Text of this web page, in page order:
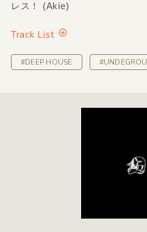
レス！ (Akie)
Track List
#DEEP HOUSE